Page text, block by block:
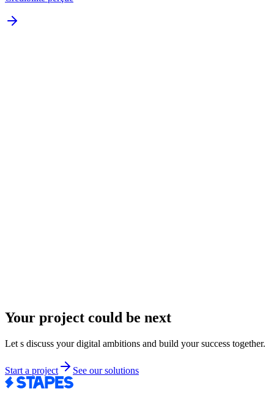
Your project could be next
Let s discuss your digital ambitions and build your success together.
Start a project See our solutions